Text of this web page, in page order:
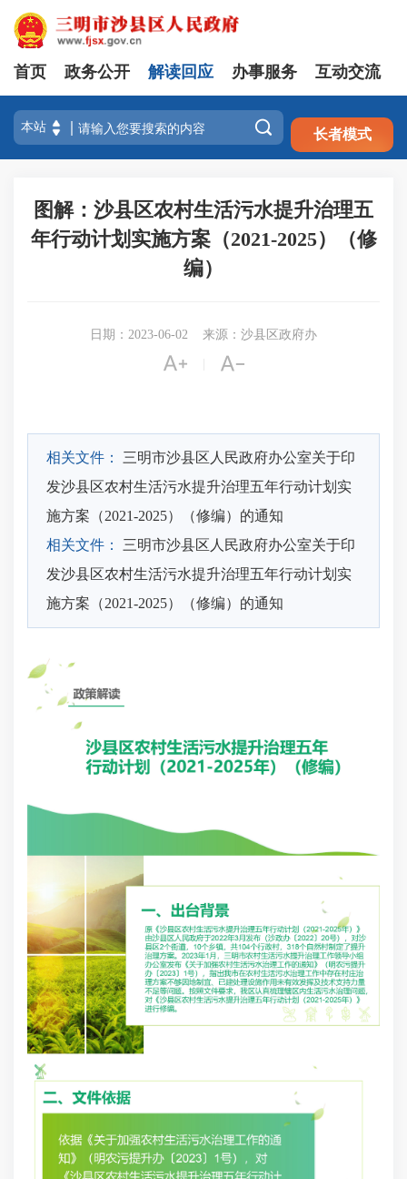
注册 登录
首页 政务公开 解读回应 办事服务 互动交流
 长者模式
图解：沙县区农村生活污水提升治理五
年行动计划实施方案（2021-2025）（修
编）
日期：2023-06-02 来源：沙县区政府办
 
相关文件：
三明市沙县区人民政府办公室关于印
发沙县区农村生活污水提升治理五年行动计划实
施方案（2021-2025）（修编）的通知
相关文件：
三明市沙县区人民政府办公室关于印
发沙县区农村生活污水提升治理五年行动计划实
施方案（2021-2025）（修编）的通知